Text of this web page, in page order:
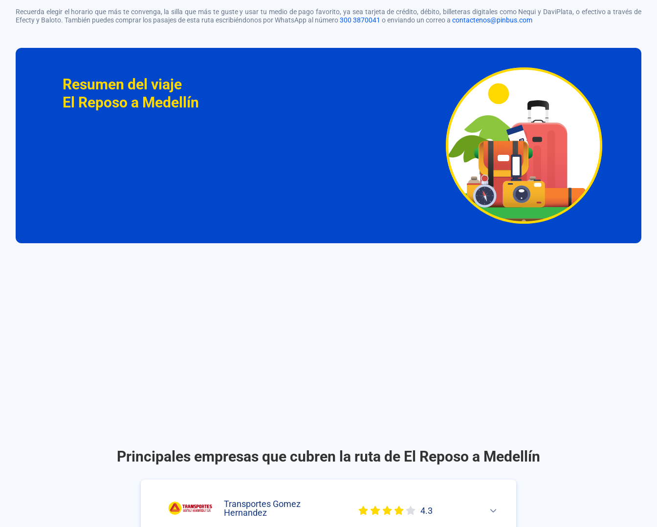
Recuerda elegir el horario que más te convenga, la silla que más te guste y usar tu medio de pago favorito, ya sea tarjeta de crédito, débito, billeteras digitales como Nequi y DaviPlata, o efectivo a través de
Efecty y Baloto. También puedes comprar los pasajes de esta ruta escribiéndonos por WhatsApp al número300 3870041 o enviando un correo a contactenos@pinbus.com
Resumen del viaje
El Reposo a Medellín
Principales empresas que cubren la ruta de El Reposo a Medellín
Transportes Gomez
Hernandez
4.3